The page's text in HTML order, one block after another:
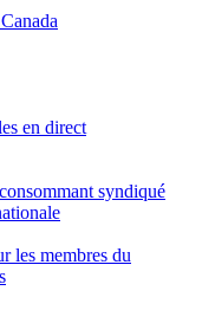
en direct
syndiqué
les membres du